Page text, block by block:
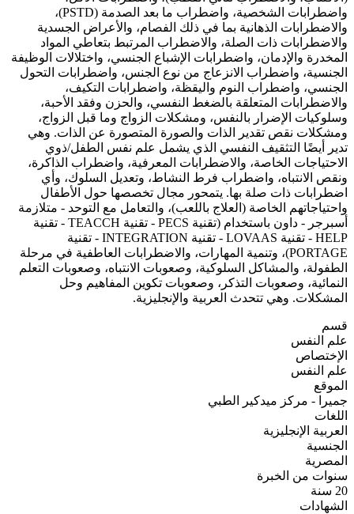
واضطرابات الشخصية، واضطراب ما بعد الصدمة (PSTD)،
والاضطرابات الذهانية بما في ذلك الفصام، والأعراض الجسدية
والاضطرابات ذات الصلة، والاضطراب المرتبط بتعاطي المواد
المخدرة والإدمان، واضطرابات الإشباع الجنسي، واختلالات الوظيفة
الجنسية، واضطراب الانزعاج من نوع الجنس، واضطرابات التحول
الجنسي، واضطراب النوم واليقظة، واضطرابات التكيف،
والاضطرابات المتعلقة بالضغط النفسي، والحزن وفقد الأحبة،
وسلوكيات الإضرار بالنفس، ومشكلات الزواج وما قبل الزواج،
ومشكلات نقص تقدير الذات والصورة المتصورة عن الذات. وهي
تدير أيضًا التثقيف النفسي الذي يشمل علم نفس الطفل/ذوي
الاحتياجات الخاصة، والاضطرابات المعرفية، واضطراب الذاكرة،
ونقص الانتباه، واضطراب فرط النشاط، وتعديل السلوك، وأي
اضطرابات ذات صلة بها. يتمحور مجال تخصصها حول الأطفال
واحتياجاتهم الخاصة (العلاج باللعب)، والتعامل مع التوحد - متلازمة
أسبرجر - داون باستخدام (تقنية PECS - تقنية TEACCH - تقنية
HELP - تقنية LOVAAS - تقنية INTEGRATION - تقنية
PORTAGE)، وتنمية المهارات، والاضطرابات العاطفية في مرحلة
الطفولة، والمشاكل السلوكية، وصعوبات الانتباه، وصعوبات التعلم
النمائية، وصعوبات التذكر، وصعوبات تكوين المفاهيم وحل
المشكلات. وهي تتحدث العربية والإنجليزية.
قسم
علم النفس
الإختصاص
علم النفس
الموقع
جميرا - مركز ميدكير الطبي
اللغات
العربية الإنجليزية
الجنسية
المصرية
سنوات من الخبرة
20 سنة
الشهادات